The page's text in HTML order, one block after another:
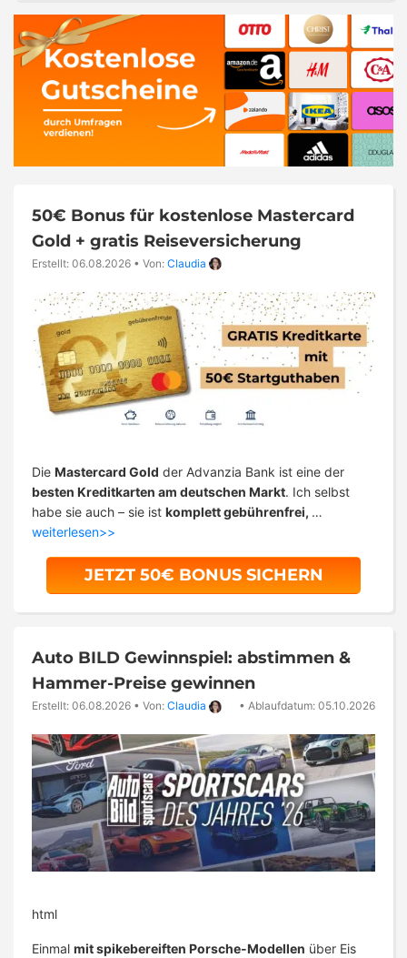
50€ Bonus für kostenlose Mastercard
Gold + gratis Reiseversicherung
Erstellt: 06.08.2026 • Von: Claudia
Die Mastercard Gold der Advanzia Bank ist eine der
besten Kreditkarten am deutschen Markt. Ich selbst
habe sie auch – sie ist komplett gebührenfrei, …
weiterlesen>>
JETZT 50€ BONUS SICHERN
Auto BILD Gewinnspiel: abstimmen &
Hammer-Preise gewinnen
Erstellt: 06.08.2026 • Von: Claudia • Ablaufdatum: 05.10.2026
html
Einmal mit spikebereiften Porsche-Modellen über Eis